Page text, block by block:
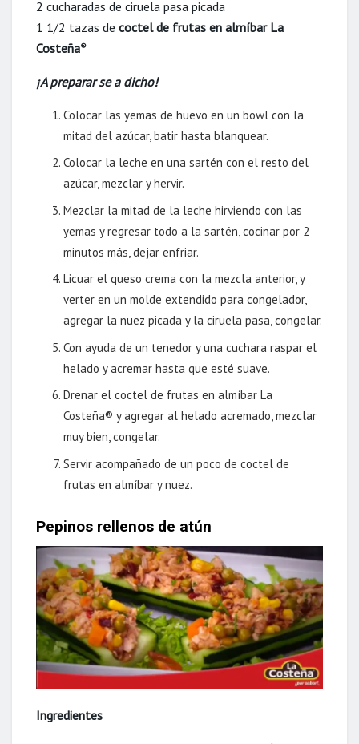
2 cucharadas de ciruela pasa picada
1 1/2 tazas de coctel de frutas en almíbar La
Costeña®
¡A preparar se a dicho!
Colocar las yemas de huevo en un bowl con la
mitad del azúcar, batir hasta blanquear.
Colocar la leche en una sartén con el resto del
azúcar, mezclar y hervir.
Mezclar la mitad de la leche hirviendo con las
yemas y regresar todo a la sartén, cocinar por 2
minutos más, dejar enfriar.
Licuar el queso crema con la mezcla anterior, y
verter en un molde extendido para congelador,
agregar la nuez picada y la ciruela pasa, congelar.
Con ayuda de un tenedor y una cuchara raspar el
helado y acremar hasta que esté suave.
Drenar el coctel de frutas en almíbar La
Costeña® y agregar al helado acremado, mezclar
muy bien, congelar.
Servir acompañado de un poco de coctel de
frutas en almíbar y nuez.
Pepinos rellenos de atún
Ingredientes